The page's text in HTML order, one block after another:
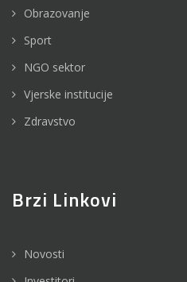
Obrazovanje
Sport
NGO sektor
Vjerske institucije
Zdravstvo
Brzi Linkovi
Novosti